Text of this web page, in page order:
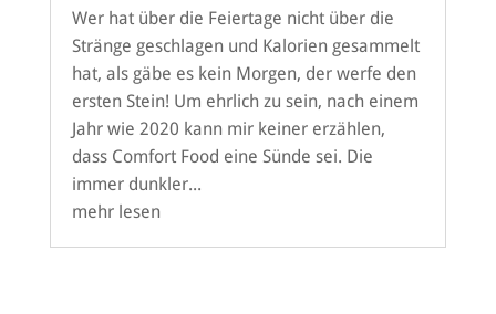
Wer hat über die Feiertage nicht über die
Stränge geschlagen und Kalorien gesammelt
hat, als gäbe es kein Morgen, der werfe den
ersten Stein! Um ehrlich zu sein, nach einem
Jahr wie 2020 kann mir keiner erzählen,
dass Comfort Food eine Sünde sei. Die
immer dunkler...
mehr lesen